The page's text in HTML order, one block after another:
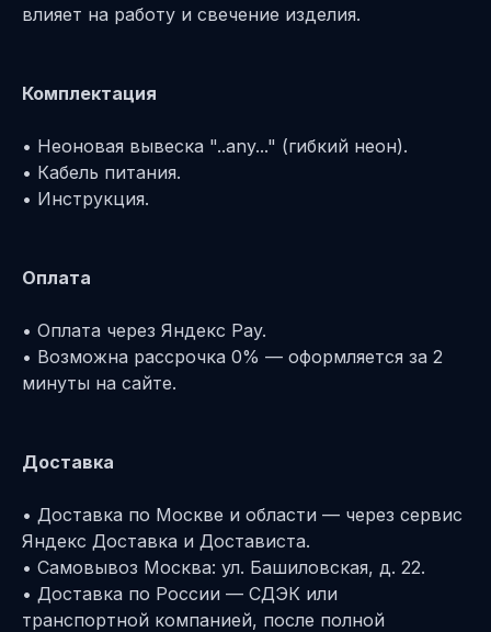
влияет на работу и свечение изделия.
Комплектация
• Неоновая вывеска "..any..." (гибкий неон).
• Кабель питания.
• Инструкция.
Оплата
• Оплата через Яндекс Pay.
• Возможна рассрочка 0% — оформляется за 2
минуты на сайте.
Доставка
• Доставка по Москве и области — через сервис
Яндекс Доставка и Достависта.
• Самовывоз Москва: ул. Башиловская, д. 22.
• Доставка по России — СДЭК или
транспортной компанией, после полной